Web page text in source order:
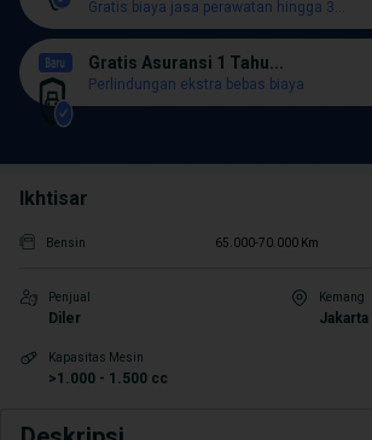
Gratis biaya jasa perawatan hingga 3...
Gratis Asuransi 1 Tahu...
Perlindungan ekstra bebas biaya
Ikhtisar
Bensin 65.000-70.000 Km
Penjual
Diler
Kemang
Jakarta
Kapasitas Mesin
>1.000 - 1.500 cc